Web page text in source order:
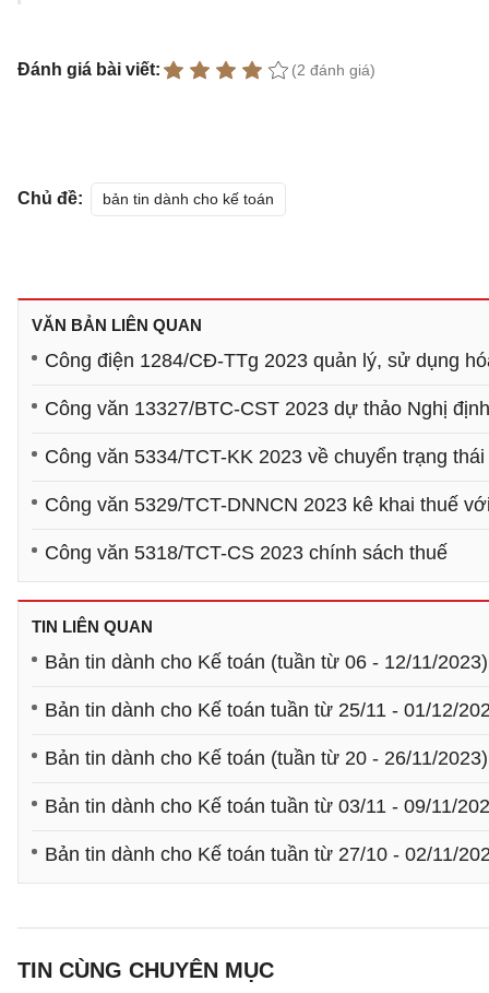
Đánh giá bài viết: (2 đánh giá)
Chủ đề: bản tin dành cho kế toán
VĂN BẢN LIÊN QUAN
Công điện 1284/CĐ-TTg 2023 quản lý, sử dụng
Công văn 13327/BTC-CST 2023 dự thảo Nghị
Công văn 5334/TCT-KK 2023 về chuyển trạng
Công văn 5329/TCT-DNNCN 2023 kê khai thuế
Công văn 5318/TCT-CS 2023 chính sách thuế
TIN LIÊN QUAN
Bản tin dành cho Kế toán (tuần từ 06 - 12/11/2023)
Bản tin dành cho Kế toán tuần từ 25/11 - 01/12/
Bản tin dành cho Kế toán (tuần từ 20 - 26/11/2023)
Bản tin dành cho Kế toán tuần từ 03/11 - 09/11/
Bản tin dành cho Kế toán tuần từ 27/10 - 02/11/
TIN CÙNG CHUYÊN MỤC